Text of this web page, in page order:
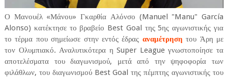
Ο Μανουέλ «Μάνου» Γκαρθία Αλόνσο (Manuel "Manu" García
Alonso) κατέκτησε το βραβείο Best Goal της 5ης αγωνιστικής για
το τέρμα που σημείωσε στην εντός έδρας αναμέτρηση του Άρη με
τον Ολυμπιακό. Αναλυτικότερα η Super League γνωστοποίησε τα
αποτελέσματα του διαγωνισμού, μετά από την ψηφοφορία των
φιλάθλων, του διαγωνισμού Best Goal της πέμπτης αγωνιστικής του